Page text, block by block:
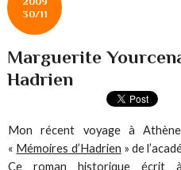
30/11
Marguerite
Hadrien
Mon récent voyage à
« Mémoires d’Hadrien » de
Ce roman historique écrit à